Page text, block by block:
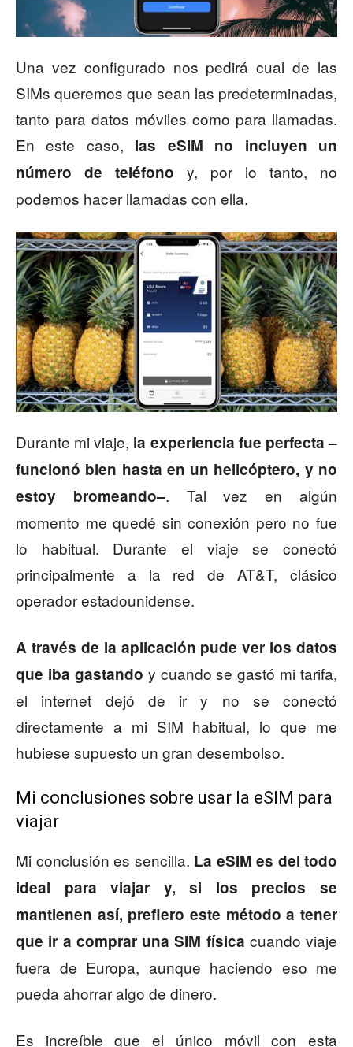
Una vez configurado nos pedirá cual de las
SIMs queremos que sean las predeterminadas,
tanto para datos móviles como para llamadas.
En este caso, las eSIM no incluyen un
número de teléfono y, por lo tanto, no
podemos hacer llamadas con ella.
Durante mi viaje, la experiencia fue perfecta –
funcionó bien hasta en un helicóptero, y no
estoy bromeando–. Tal vez en algún
momento me quedé sin conexión pero no fue
lo habitual. Durante el viaje se conectó
principalmente a la red de AT&T, clásico
operador estadounidense.
A través de la aplicación pude ver los datos
que iba gastando y cuando se gastó mi tarifa,
el internet dejó de ir y no se conectó
directamente a mi SIM habitual, lo que me
hubiese supuesto un gran desembolso.
Mi conclusiones sobre usar la eSIM para
viajar
Mi conclusión es sencilla. La eSIM es del todo
ideal para viajar y, si los precios se
mantienen así, prefiero este método a tener
que ir a comprar una SIM física cuando viaje
fuera de Europa, aunque haciendo eso me
pueda ahorrar algo de dinero.
Es increíble que el único móvil con esta